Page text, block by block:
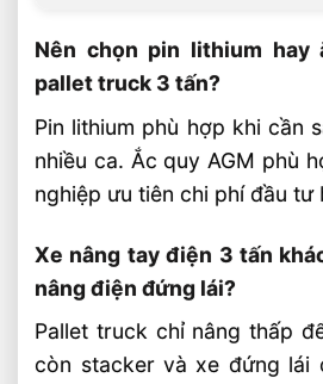
Nên chọn pin lithium hay
pallet truck 3 tấn?
Pin lithium phù hợp khi cần
nhiều ca. Ắc quy AGM phù
nghiệp ưu tiên chi phí đầu tư
Xe nâng tay điện 3 tấn
nâng điện đứng lái?
Pallet truck chỉ nâng thấp
còn stacker và xe đứng lái